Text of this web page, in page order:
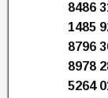
8486
1485
8796
8978
5264